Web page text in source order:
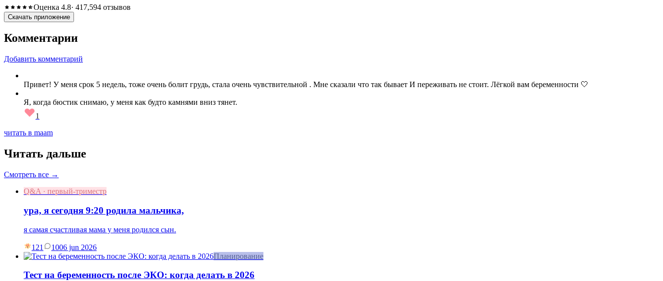
Оценка 4.8· 417,594 отзывов
Скачать приложение
Комментарии
Добавить комментарий
Привет! У меня срок 5 недель, тоже очень болит грудь, стала очень чувствительной . Мне сказали что так бывает И переживать не стоит. Лёгкой вам беременности 🤍
Я, когда бюстик снимаю, у меня как будто камнями вниз тянет.
1
читать в maam
Читать дальше
Смотреть все →
Q&A · первый-триместр
ура, я сегодня 9:20 родила мальчика,
я самая счастливая мама у меня родился сын.
121 1006 jun 2026
Планирование
Тест на беременность после ЭКО: когда делать в 2026